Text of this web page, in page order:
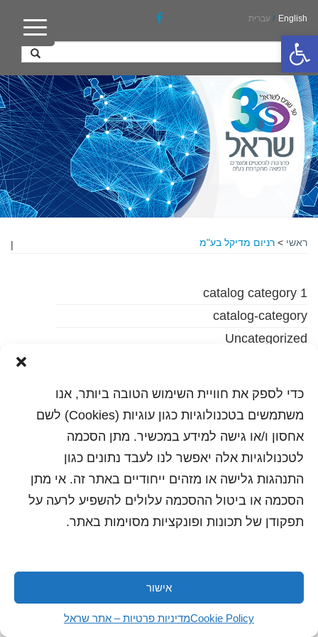
פתח סרגל נגישות
כדי לספק את חוויית השימוש הטובה ביותר, אנו
משתמשים בטכנולוגיות כגון עוגיות (Cookies) לשם
אחסון ו/או גישה למידע במכשיר. מתן הסכמה
לטכנולוגיות אלה יאפשר לנו לעבד נתונים כגון
התנהגות גלישה או מזהים ייחודיים באתר זה. אי מתן
הסכמה או ביטול ההסכמה עלולים להשפיע לרעה על
תפקודן של תכונות ופונקציות מסוימות באתר.
אישור
Cookie Policyמדיניות פרטיות – אתר שראל
English
/ עברית
ראשי > רניום מדיקל בע"מ |
catalog category 1
catalog-category
Uncategorized
קטלוג מוצרים בן
קטלוג מוצרים בן שני
"היוצרים"